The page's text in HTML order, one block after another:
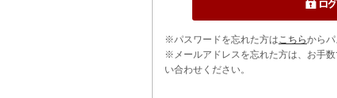
※パスワードを忘れた方はこちらからパ
※メールアドレスを忘れた方は、お手数
い合わせください。